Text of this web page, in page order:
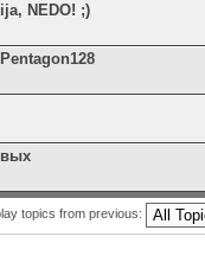
NEDO! ;)
topics from previous: